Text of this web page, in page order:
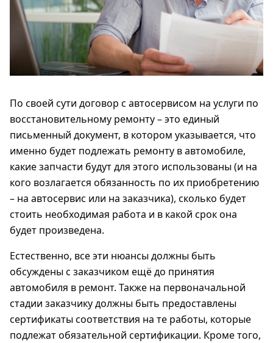
По своей сути договор с автосервисом на услуги по
восстановительному ремонту – это единый
письменный документ, в котором указывается, что
именно будет подлежать ремонту в автомобиле,
какие запчасти будут для этого использованы (и на
кого возлагается обязанность по их приобретению
– на автосервис или на заказчика), сколько будет
стоить необходимая работа и в какой срок она
будет произведена.
Естественно, все эти нюансы должны быть
обсуждены с заказчиком ещё до принятия
автомобиля в ремонт. Также на первоначальной
стадии заказчику должны быть предоставлены
сертификаты соответствия на те работы, которые
подлежат обязательной сертификации. Кроме того,